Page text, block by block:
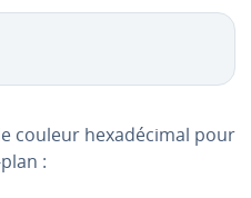
couleur hexa­dé­ci­mal pour
: